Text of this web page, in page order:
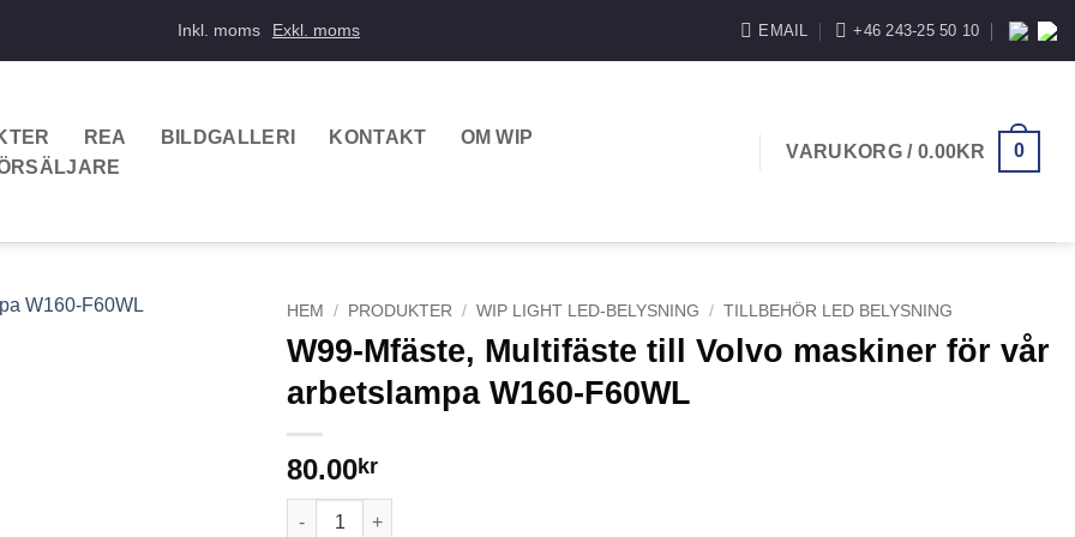
Inkl. moms Exkl. moms EMAIL +46 243-25 50 10
REA BILDGALLERI KONTAKT
OM WIP
VARUKORG / 0.00KR 0
HEM / PRODUKTER / WIP LIGHT LED-BELYSNING / TILLBEHÖR LED BELYSNING
W99-Mfäste, Multifäste till Volvo maskiner för vår
arbetslampa W160-F60WL
80.00kr
W99-Mfäste, Multifäste till Volvo maskiner för vår arbetslampa W160-F60WL mängd